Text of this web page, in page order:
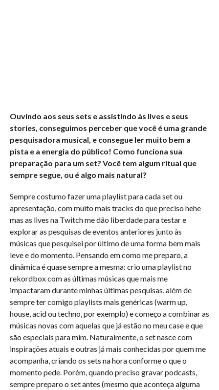
Ouvindo aos seus sets e assistindo às lives e seus
stories, conseguimos perceber que você é uma grande
pesquisadora musical, e consegue ler muito bem a
pista e a energia do público! Como funciona sua
preparação para um set? Você tem algum ritual que
sempre segue, ou é algo mais natural?
Sempre costumo fazer uma playlist para cada set ou
apresentação, com muito mais tracks do que preciso hehe
mas as lives na Twitch me dão liberdade para testar e
explorar as pesquisas de eventos anteriores junto às
músicas que pesquisei por último de uma forma bem mais
leve e do momento. Pensando em como me preparo, a
dinâmica é quase sempre a mesma: crio uma playlist no
rekordbox com as últimas músicas que mais me
impactaram durante minhas últimas pesquisas, além de
sempre ter comigo playlists mais genéricas (warm up,
house, acid ou techno, por exemplo) e começo a combinar as
músicas novas com aquelas que já estão no meu case e que
são especiais para mim. Naturalmente, o set nasce com
inspirações atuais e outras já mais conhecidas por quem me
acompanha, criando os sets na hora conforme o que o
momento pede. Porém, quando preciso gravar podcasts,
sempre preparo o set antes (mesmo que aconteça alguma